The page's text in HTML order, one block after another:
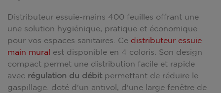
Distributeur essuie-mains 400 feuilles offrant une
une solution hygiénique, pratique et économique
pour vos espaces sanitaires. Ce distributeur essuie
main mural est disponible en 4 coloris. Son design
compact permet une distribution facile et rapide
avec régulation du débit permettant de réduire le
gaspillage. doté d'un antivol, d'une large fenêtre de